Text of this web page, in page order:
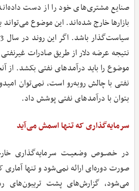
صنایع مشتری‌های خود را از دست
بازارها خارج شده‌اند. این موضوع
نتیجه عرضه دلار از طریق صادرات
موضوع را باید درآمدهای نفتی بکشد. از
نفتی با چالش روبه‌رو است، نمی‌توان
بتوان با درآمدهای نفتی پوشش داد.
سرمایه‌گذاری که تنها اسمش می‌آید
در خـصــوص وضعیــت سرمایه‌گذاری
صورت دوره‌ای ارائه نمی‌شود و تنها آماری
می‌شود، گزارش‌های پشت